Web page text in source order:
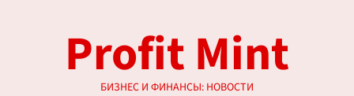
содержимомуProfit Mint
БИЗНЕС И ФИНАНСЫ: НОВОСТИ